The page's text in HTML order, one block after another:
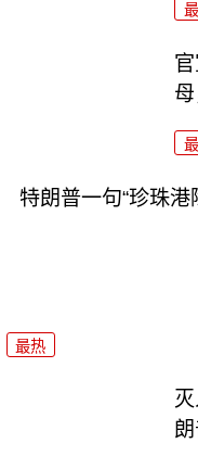
特朗普一句“珍珠
最热